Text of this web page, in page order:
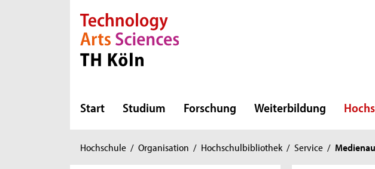
Direkt zur Hauptnavigation
Direkt zur Subnavigation
Direkt zum Inhalt
Direkt zum Fußbereich
Start Studium Forschung Weiterbildung
Sie
Hochschule / Organisation / Hochschulbibliothek / Service /